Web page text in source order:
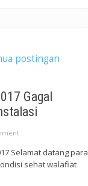
postingan
Gagal
Selamat datang para
sehat walafiat